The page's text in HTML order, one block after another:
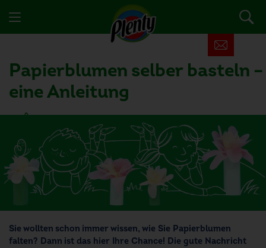
Papierblumen selber basteln –
eine Anleitung
1 Nutzer fand diesen Artikel hilfreich
Sie wollten schon immer wissen, wie Sie Papierblumen
falten? Dann ist das hier Ihre Chance! Die gute Nachricht